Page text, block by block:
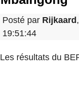
Posté par Rijkaard
19:51:44
Les résultats du